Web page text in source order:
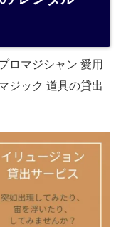
ロマジシャン 愛用
ジック 道具の貸出